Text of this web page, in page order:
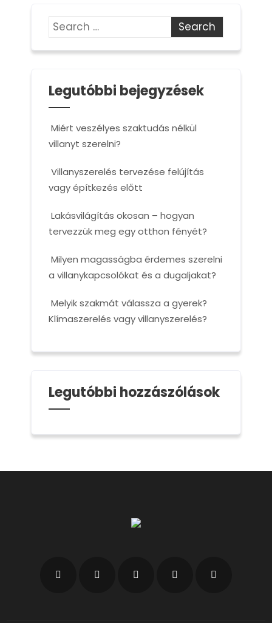
Legutóbbi bejegyzések
Miért veszélyes szaktudás nélkül
villanyt szerelni?
Villanyszerelés tervezése felújítás
vagy építkezés előtt
Lakásvilágítás okosan – hogyan
tervezzük meg egy otthon fényét?
Milyen magasságba érdemes szerelni
a villanykapcsolókat és a dugaljakat?
Melyik szakmát válassza a gyerek?
Klímaszerelés vagy villanyszerelés?
Legutóbbi hozzászólások